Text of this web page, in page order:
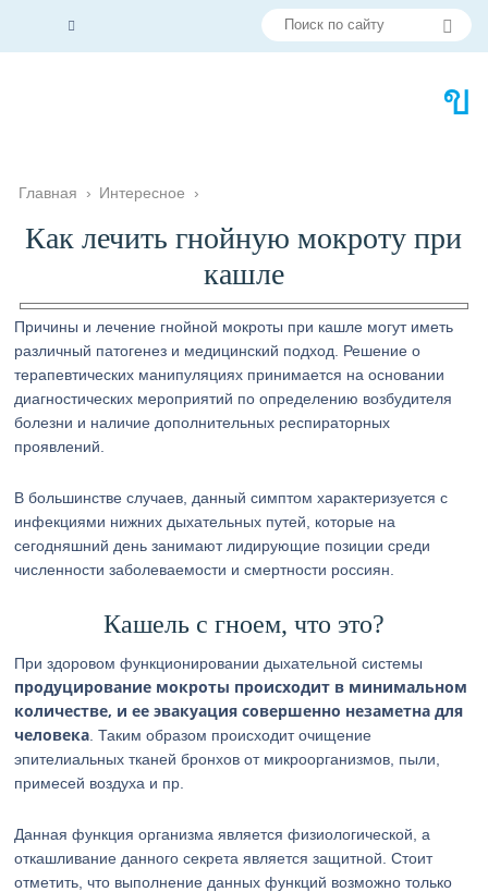
Главная › Интересное ›
Как лечить гнойную мокроту при
кашле
Причины и лечение гнойной мокроты при кашле могут иметь
различный патогенез и медицинский подход. Решение о
терапевтических манипуляциях принимается на основании
диагностических мероприятий по определению возбудителя
болезни и наличие дополнительных респираторных
проявлений.
В большинстве случаев, данный симптом характеризуется с
инфекциями нижних дыхательных путей, которые на
сегодняшний день занимают лидирующие позиции среди
численности заболеваемости и смертности россиян.
Кашель с гноем, что это?
При здоровом функционировании дыхательной системы
продуцирование мокроты происходит в минимальном
количестве, и ее эвакуация совершенно незаметна для
человека . Таким образом происходит очищение
эпителиальных тканей бронхов от микроорганизмов, пыли,
примесей воздуха и пр.
Данная функция организма является физиологической, а
откашливание данного секрета является защитной. Стоит
отметить, что выполнение данных функций возможно только